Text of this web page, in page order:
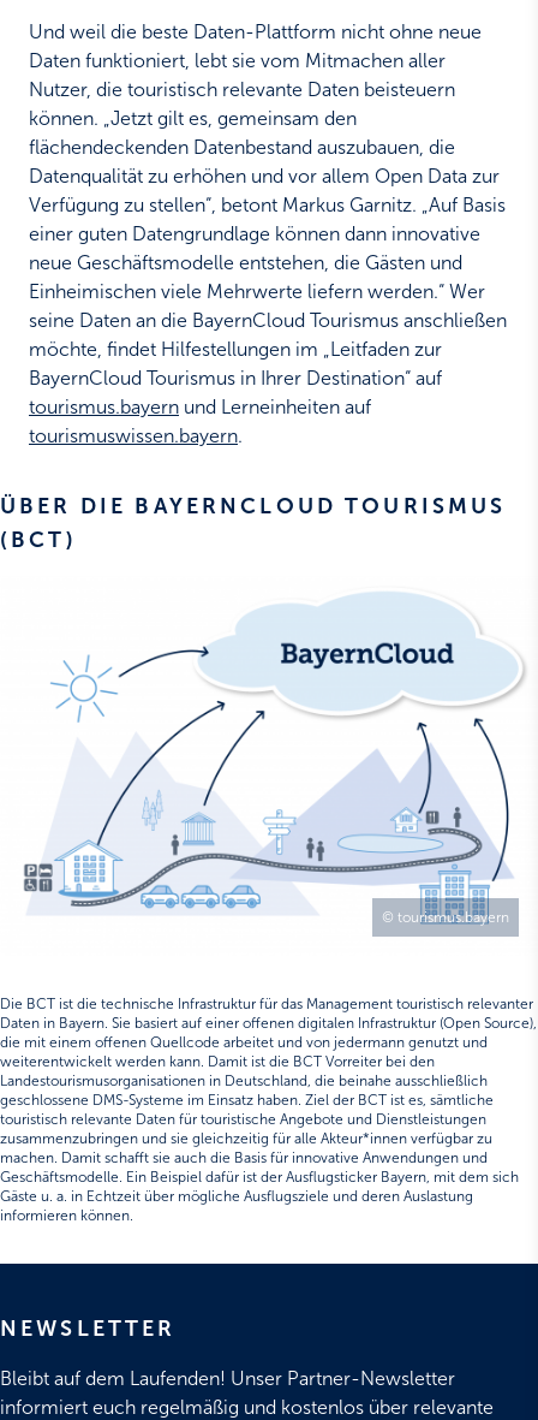
Und weil die beste Daten-Plattform nicht ohne neue
Daten funktioniert, lebt sie vom Mitmachen aller
Nutzer, die touristisch relevante Daten beisteuern
können. „Jetzt gilt es, gemeinsam den
flächendeckenden Datenbestand auszubauen, die
Datenqualität zu erhöhen und vor allem Open Data zur
Verfügung zu stellen“, betont Markus Garnitz. „Auf Basis
einer guten Datengrundlage können dann innovative
neue Geschäftsmodelle entstehen, die Gästen und
Einheimischen viele Mehrwerte liefern werden.“ Wer
seine Daten an die BayernCloud Tourismus anschließen
möchte, findet Hilfestellungen im „Leitfaden zur
BayernCloud Tourismus in Ihrer Destination“ auf
tourismus.bayern und Lerneinheiten auf
tourismuswissen.bayern.
ÜBER DIE BAYERNCLOUD TOURISMUS
(BCT)
© tourismus.bayern
Die BCT ist die technische Infrastruktur für das Management touristisch relevanter
Daten in Bayern. Sie basiert auf einer offenen digitalen Infrastruktur (Open Source),
die mit einem offenen Quellcode arbeitet und von jedermann genutzt und
weiterentwickelt werden kann. Damit ist die BCT Vorreiter bei den
Landestourismusorganisationen in Deutschland, die beinahe ausschließlich
geschlossene DMS-Systeme im Einsatz haben. Ziel der BCT ist es, sämtliche
touristisch relevante Daten für touristische Angebote und Dienstleistungen
zusammenzubringen und sie gleichzeitig für alle Akteur*innen verfügbar zu
machen. Damit schafft sie auch die Basis für innovative Anwendungen und
Geschäftsmodelle. Ein Beispiel dafür ist der Ausflugsticker Bayern, mit dem sich
Gäste u. a. in Echtzeit über mögliche Ausflugsziele und deren Auslastung
informieren können.
NEWSLETTER
Bleibt auf dem Laufenden! Unser Partner-Newsletter
informiert euch regelmäßig und kostenlos über relevante